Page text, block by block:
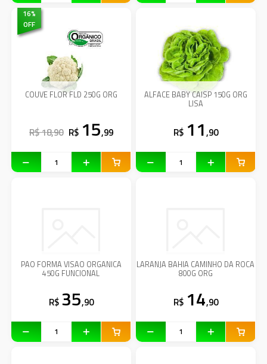
16%
OFF
COUVE FLOR FLD 250G ORG
R$ 18,90 R$ 15,99
ALFACE BABY CAISP 150G ORG
LISA
R$ 11,90
PAO FORMA VISAO ORGANICA
450G FUNCIONAL
R$ 35,90
LARANJA BAHIA CAMINHO DA ROCA
800G ORG
R$ 14,90